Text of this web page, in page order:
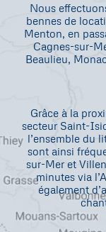
Nous
bennes de
Menton, en
Cagnes-sur-
Beaulieu,
Grâce à la
secteur Saint-
l’ensemble du
sont ainsi
sur-Meret
minutes via
également